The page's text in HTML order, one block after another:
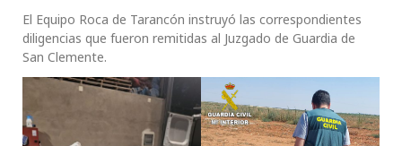
El Equipo Roca de Tarancón instruyó las correspondientes
diligencias que fueron remitidas al Juzgado de Guardia de
San Clemente.